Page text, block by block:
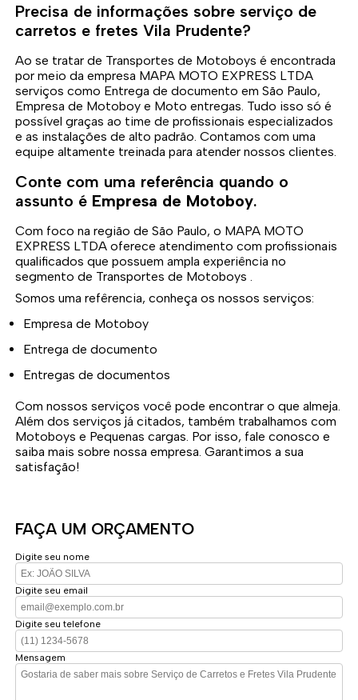
Precisa de informações sobre serviço de
carretos e fretes Vila Prudente?
Ao se tratar de Transportes de Motoboys é encontrada
por meio da empresa MAPA MOTO EXPRESS LTDA
serviços como Entrega de documento em São Paulo,
Empresa de Motoboy e Moto entregas. Tudo isso só é
possível graças ao time de profissionais especializados
e as instalações de alto padrão. Contamos com uma
equipe altamente treinada para atender nossos clientes.
Conte com uma referência quando o
assunto é Empresa de Motoboy.
Com foco na região de São Paulo, o MAPA MOTO
EXPRESS LTDA oferece atendimento com profissionais
qualificados que possuem ampla experiência no
segmento de Transportes de Motoboys .
Somos uma refêrencia, conheça os nossos serviços:
Empresa de Motoboy
Entrega de documento
Entregas de documentos
Com nossos serviços você pode encontrar o que almeja.
Além dos serviços já citados, também trabalhamos com
Motoboys e Pequenas cargas. Por isso, fale conosco e
saiba mais sobre nossa empresa. Garantimos a sua
satisfação!
FAÇA UM ORÇAMENTO
Digite seu nome
Digite seu email
Digite seu telefone
Mensagem